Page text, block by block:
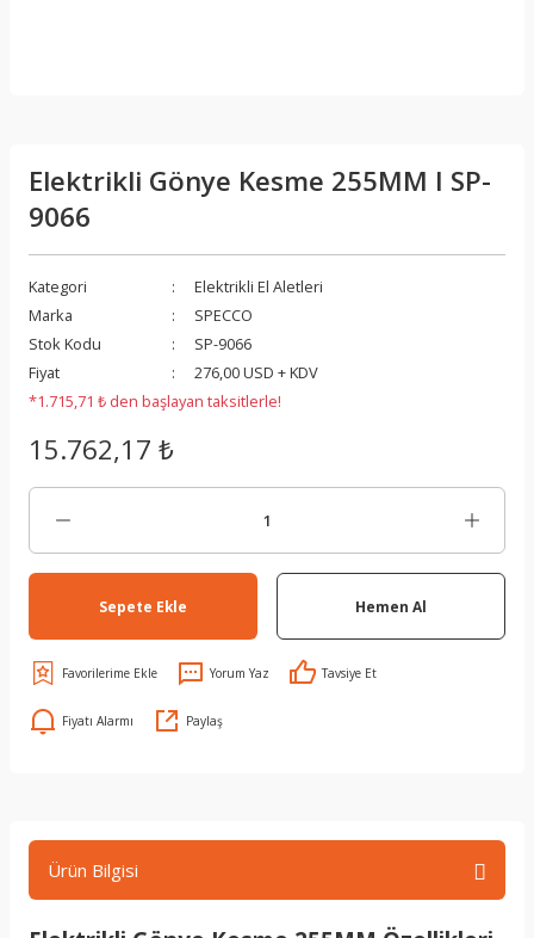
Elektrikli Gönye Kesme 255MM I SP-
9066
Kategori
Elektrikli El Aletleri
Marka
SPECCO
Stok Kodu
SP-9066
Fiyat
276,00 USD + KDV
*1.715,71 ₺ den başlayan taksitlerle!
15.762,17 ₺
Sepete Ekle Hemen Al
Yorum Yaz Tavsiye Et
Fiyatı Alarmı Paylaş
Ürün Bilgisi